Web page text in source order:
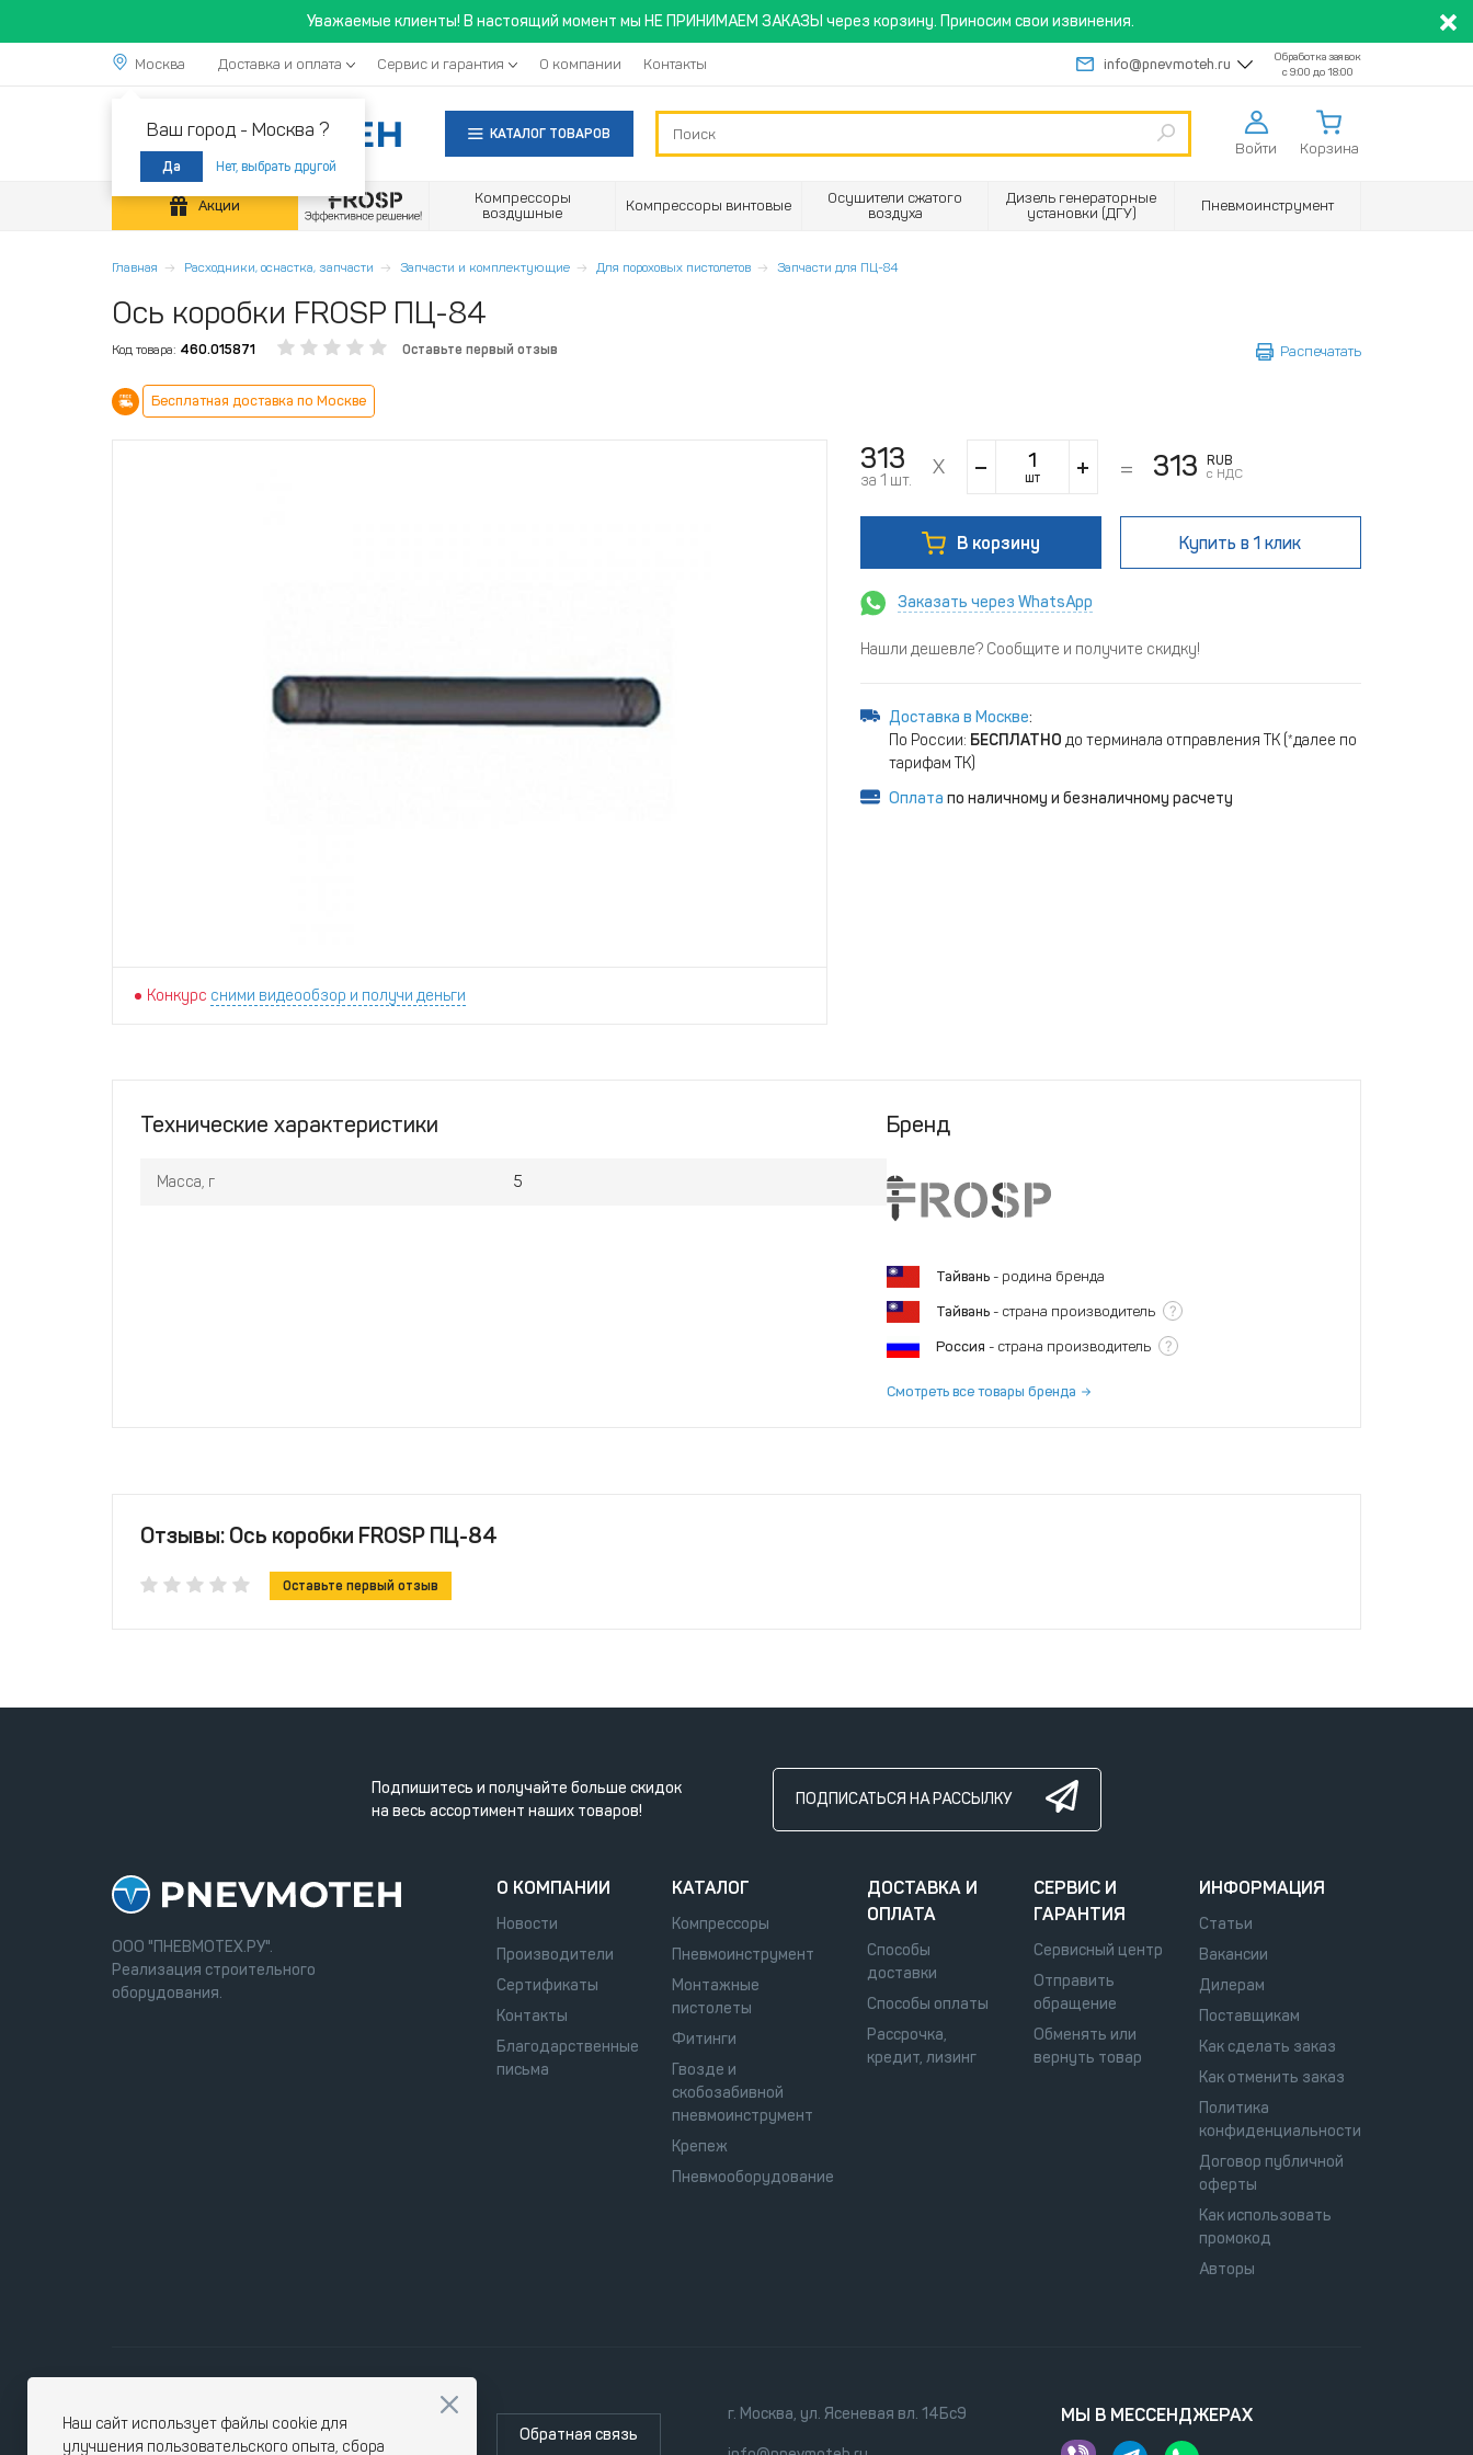
Уважаемые клиенты! В настоящий момент мы НЕ ПРИНИМАЕМ ЗАКАЗЫ через корзину. Приносим свои извинения.
Москва
Ваш город - Москва ?
Да Нет, выбрать другой
Доставка и оплата Сервис и гарантия О компании Контакты info@pnevmoteh.ru
Обработка заявок
с 9:00 до 18:00
КАТАЛОГ ТОВАРОВ
Войти Корзина
Акции
Компрессоры
воздушные
Компрессоры винтовые
Осушители сжатого
воздуха
Дизель генераторные
установки (ДГУ)
Пневмоинструмент
Главная Расходники, оснастка, запчасти Запчасти и комплектующие Для пороховых пистолетов Запчасти для ПЦ-84
Ось коробки FROSP ПЦ-84
Код товара: 460.015871 Оставьте первый отзыв Распечатать
Бесплатная доставка по Москве
Конкурс сними видеообзор и получи деньги
313
за 1 шт. шт 313
RUB
с НДС
В корзину Купить в 1 клик
Заказать через WhatsApp
Нашли дешевле? Сообщите и получите скидку!
Доставка в Москве:
По России: БЕСПЛАТНО до терминала отправления ТК (*далее по
тарифам ТК)
Оплата по наличному и безналичному расчету
Технические характеристики
Масса, г 5
Бренд
Тайвань - родина бренда
Тайвань - страна производитель ?
Россия - страна производитель ?
Смотреть все товары бренда
Отзывы: Ось коробки FROSP ПЦ-84
Оставьте первый отзыв
Подпишитесь и получайте больше скидок
на весь ассортимент наших товаров!
ПОДПИСАТЬСЯ НА РАССЫЛКУ
ООО "ПНЕВМОТЕХ.РУ".
Реализация строительного
оборудования.
О КОМПАНИИ
Новости
Производители
Сертификаты
Контакты
Благодарственные
письма
КАТАЛОГ
Компрессоры
Пневмоинструмент
Монтажные
пистолеты
Фитинги
Гвозде и
скобозабивной
пневмоинструмент
Крепеж
Пневмооборудование
ДОСТАВКА И
ОПЛАТА
Способы
доставки
Способы оплаты
Рассрочка,
кредит, лизинг
СЕРВИС И
ГАРАНТИЯ
Сервисный центр
Отправить
обращение
Обменять или
вернуть товар
ИНФОРМАЦИЯ
Статьи
Вакансии
Дилерам
Поставщикам
Как сделать заказ
Как отменить заказ
Политика
конфиденциальности
Договор публичной
оферты
Как использовать
промокод
Авторы
Обратная связь
г. Москва, ул. Ясеневая вл. 14Бс9 МЫ В МЕССЕНДЖЕРАХ
Наш сайт использует файлы cookie для
улучшения пользовательского опыта, сбора